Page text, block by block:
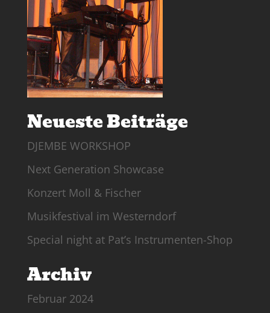
Neueste Beiträge
DJEMBE WORKSHOP
Next Generation Showcase
Konzert Moll & Fischer
Musikfestival im Westerndorf
Special night at Pat’s Instrumenten-Shop
Archiv
Februar 2024